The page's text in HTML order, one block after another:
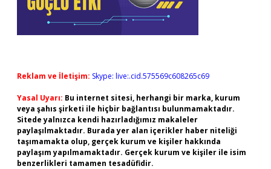
Reklam ve İletişim: Skype: live:.cid.575569c608265c69
Yasal Uyarı: Bu internet sitesi, herhangi bir marka, kurum
veya şahıs şirketi ile hiçbir bağlantısı bulunmamaktadır.
Sitede yalnızca kendi hazırladığımız makaleler
paylaşılmaktadır. Burada yer alan içerikler haber niteliği
taşımamakta olup, gerçek kurum ve kişiler hakkında
paylaşım yapılmamaktadır. Gerçek kurum ve kişiler ile isim
benzerlikleri tamamen tesadüfidir.